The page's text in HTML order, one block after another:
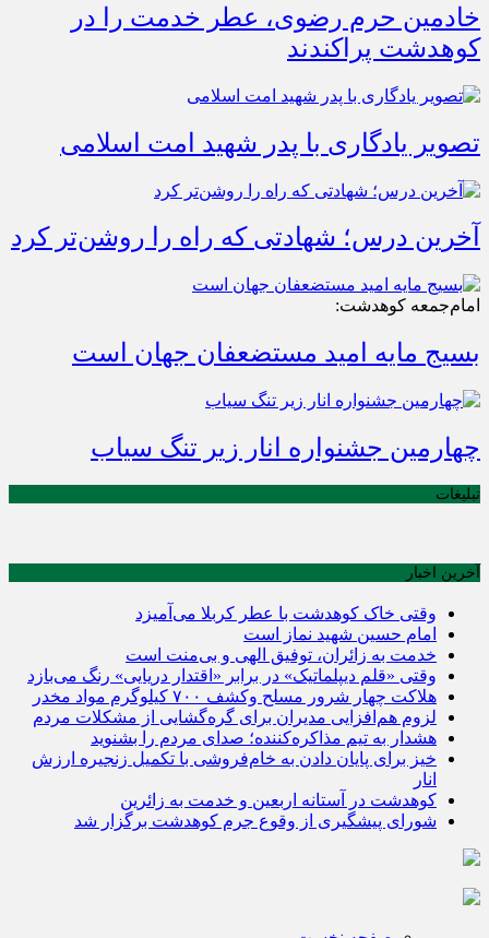
خادمین حرم رضوی، عطر خدمت را در
کوهدشت پراکندند
تصویر یادگاری با پدر شهید امت اسلامی
آخرین درس؛ شهادتی که راه را روشن‌تر کرد
امام‌جمعه کوهدشت:
بسیج مایه امید مستضعفان جهان است
چهارمین جشنواره انار زیر تنگ سیاب
تبلیغات
آخرین اخبار
وقتی خاک کوهدشت با عطر کربلا می‌آمیزد
امام حسین شهید نماز است
خدمت به زائران، توفیق الهی و بی‌منت است
وقتی «قلم دیپلماتیک» در برابر «اقتدار دریایی» رنگ می‌بازد
هلاکت چهار شرور مسلح وکشف ۷۰۰ کیلوگرم مواد مخدر
لزوم هم‌افزایی مدیران برای گره‌گشایی از مشکلات مردم
هشدار به تیم مذاکره‌کننده؛ صدای مردم را بشنوید
خیز برای پایان دادن به خام‌فروشی با تکمیل زنجیره ارزش
انار
کوهدشت در آستانه اربعین و خدمت‌ به زائرین
شورای پیشگیری از وقوع جرم کوهدشت برگزار شد